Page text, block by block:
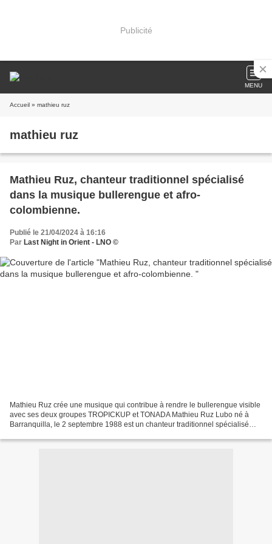
Publicité
MENU
Accueil » mathieu ruz
mathieu ruz
Mathieu Ruz, chanteur traditionnel spécialisé
dans la musique bullerengue et afro-
colombienne.
Publié le 21/04/2024 à 16:16
Par Last Night in Orient - LNO ©
Mathieu Ruz crée une musique qui contribue à rendre le bullerengue visible
avec ses deux groupes TROPICKUP et TONADA Mathieu Ruz Lubo né à
Barranquilla, le 2 septembre 1988 est un chanteur traditionnel spécialisé